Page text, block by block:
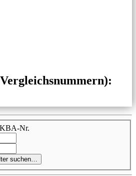
KBA-Nr.
suchen…